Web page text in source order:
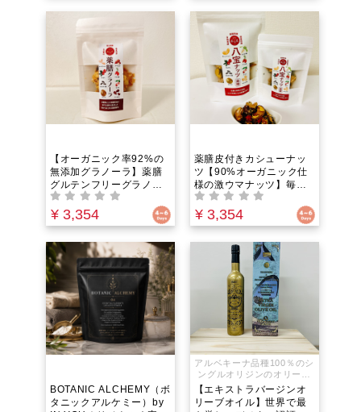
膳師厳選の和漢素材が融
合。ヴィーガン・五葷フ
リーで手軽に温活を叶え
に。広島県産野菜天日干
し。五葷フリー・化学調
味料不使用
【オーガニック率92%の
無添加グラノーラ】薬膳
グルテンフリーグラノー
ラ｜罪悪感のないプチ朝
食に。お口でほろほろ解
ける贅沢な和漢おやつ。
優しい甘みで罪悪感ゼ
ロ！
¥ 3,354
薬膳皮付きカシューナッ
ツ【90%オーガニック仕
様の激ウマナッツ】毎日
一粒で心身を調える！白
砂糖不使用・羅漢果と甜
菜糖で甘さ控えめ。無添
容と健康を支える有機肥
料栽培の究極の薬膳おや
¥ 3,354
BOTANIC ALCHEMY（ボ
タニックアルケミー）by
アルベキーナ品種100％のシ
ングルオリジンのオリーブ
オイル、フランシスコ・ゴ
メス・ゴールドは、スペイ
ンのフランシスコ・ゴメス
【エキストラバージンオ
リーブオイル】世界で最